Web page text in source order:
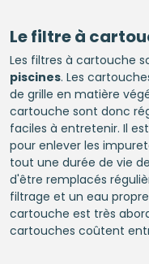
Le filtre à
Les filtres à cartouche
piscines. Les
de grille en matière
cartouche sont donc
faciles à entretenir. Il
pour enlever les
tout une durée de vie
d'être remplacés
filtrage et un eau
cartouche est très
cartouches coûtent